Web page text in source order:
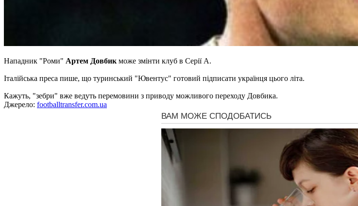
Нападник "Роми" Артем Довбик може змінти клуб в Серії А.
Італійська преса пише, що туринський "Ювентус" готовий підписати українця цього літа.
Кажуть, "зебри" вже ведуть перемовини з приводу можливого переходу Довбика.
Джерело: footballtransfer.com.ua